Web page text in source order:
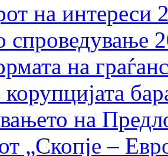
на интереси
спроведување
на
на
„Скопје –